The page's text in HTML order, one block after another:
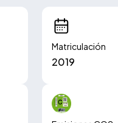
Matriculación
2019